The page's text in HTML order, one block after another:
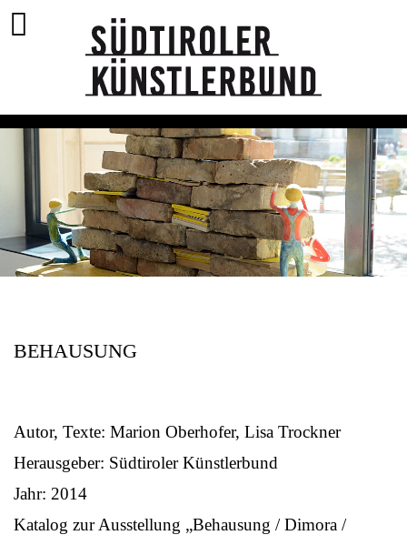
BEHAUSUNG
Autor, Texte: Marion Oberhofer, Lisa Trockner
Herausgeber: Südtiroler Künstlerbund
Jahr: 2014
Katalog zur Ausstellung „Behausung / Dimora /